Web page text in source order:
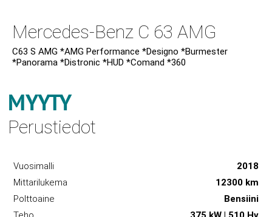
Mercedes-Benz C 63 AMG
C63 S AMG *AMG Performance *Designo *Burmester
*Panorama *Distronic *HUD *Comand *360
MYYTY
Perustiedot
Vuosimalli
2018
Mittarilukema
12300 km
Polttoaine
Bensiini